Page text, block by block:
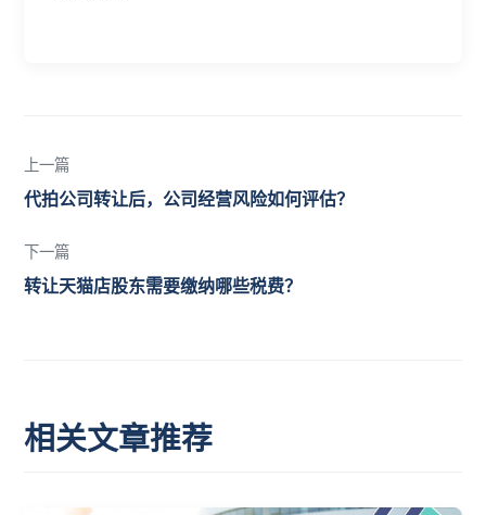
上一篇
代拍公司转让后，公司经营风险如何评估？
下一篇
转让天猫店股东需要缴纳哪些税费？
相关文章推荐